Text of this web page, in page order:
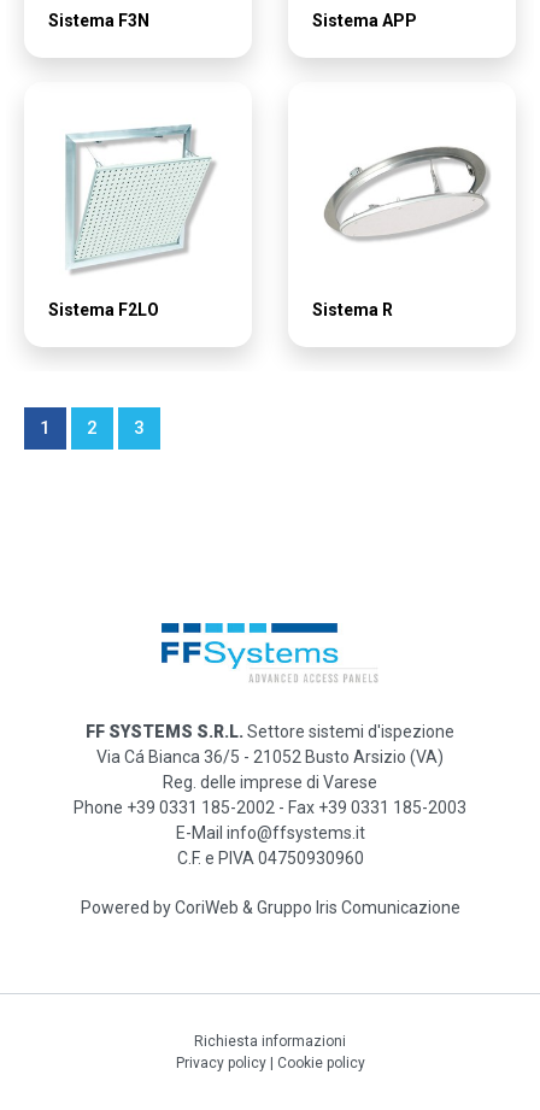
Sistema F3N Sistema APP
Sistema F2LO Sistema R
1 2 3
FF SYSTEMS S.R.L. Settore sistemi d'ispezione
Via Cá Bianca 36/5 - 21052 Busto Arsizio (VA)
Reg. delle imprese di Varese
Phone +39 0331 185-2002 - Fax +39 0331 185-2003
E-Mail info@ffsystems.it
C.F. e PIVA 04750930960
Powered byCoriWeb & Gruppo Iris Comunicazione
Richiesta informazioni
Privacy policy
Cookie policy